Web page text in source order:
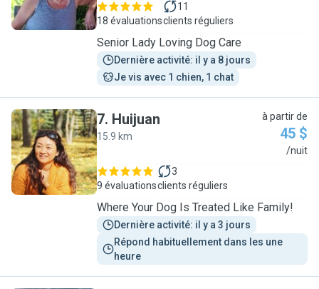
18 évaluations
11
clients réguliers
Senior Lady Loving Dog Care
Dernière activité: il y a 8 jours
Je vis avec 1 chien, 1 chat
H
7. Huijuan
15.9 km
à partir de
45 $
/nuit
9 évaluations
3
clients réguliers
Where Your Dog Is Treated Like Family!
Dernière activité: il y a 3 jours
Répond habituellement dans les une
heure